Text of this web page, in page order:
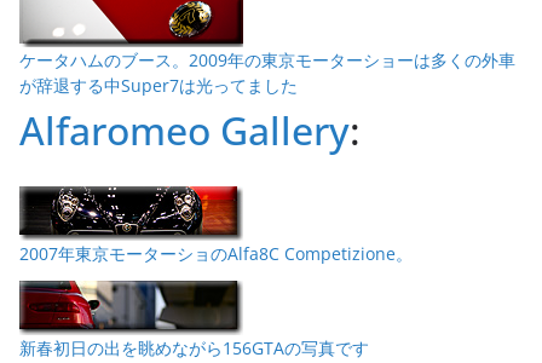
ケータハムのブース。2009年の東京モーターショーは多くの外車
が辞退する中Super7は光ってました
Alfaromeo Gallery:
2007年東京モーターショのAlfa8C Competizione。
新春初日の出を眺めながら156GTAの写真です